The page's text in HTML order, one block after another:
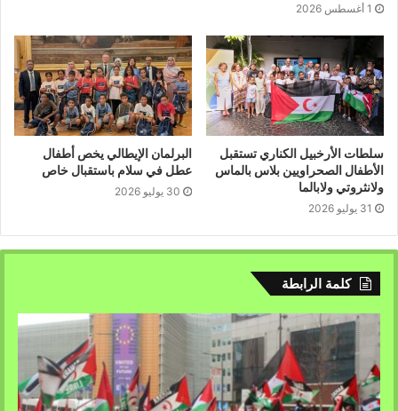
1 أغسطس 2026
سلطات الأرخبيل الكناري تستقبل
الأطفال الصحراويين بلاس بالماس
ولانثروتي ولابالما
31 يوليو 2026
البرلمان الإيطالي يخص أطفال
عطل في سلام باستقبال خاص
30 يوليو 2026
كلمة الرابطة